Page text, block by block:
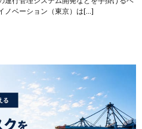
ノベーション（東京）は[…]